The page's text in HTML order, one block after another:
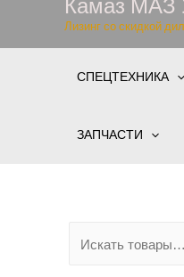
Лизинг со скидкой
СПЕЦТЕХНИКА
ЗАПЧАСТИ